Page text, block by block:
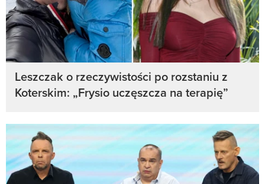
Leszczak o rzeczywistości po rozstaniu z
Koterskim: „Frysio uczęszcza na terapię”